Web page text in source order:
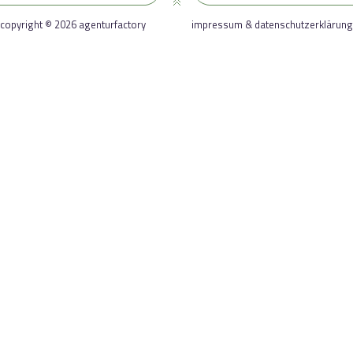
copyright © 2026 agenturfactory impressum & datenschutzerklärung